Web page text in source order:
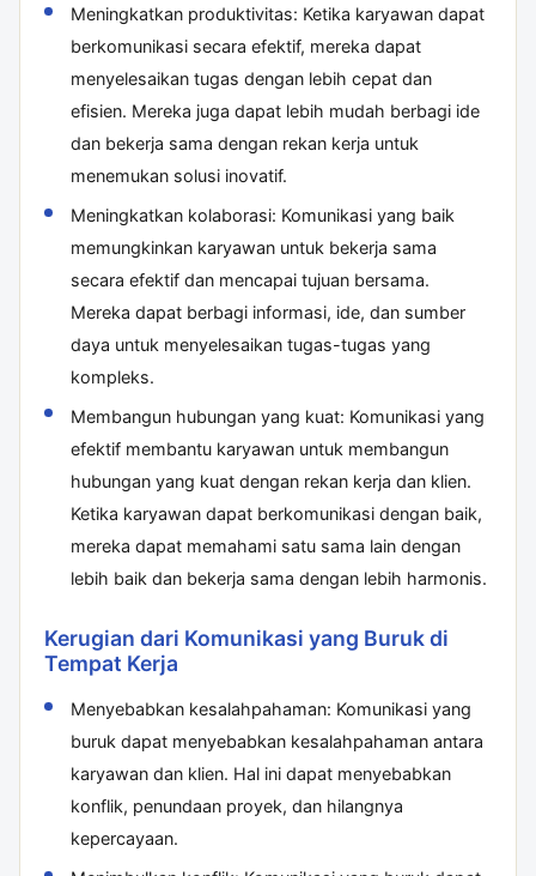
Meningkatkan produktivitas: Ketika karyawan dapat
berkomunikasi secara efektif, mereka dapat
menyelesaikan tugas dengan lebih cepat dan
efisien. Mereka juga dapat lebih mudah berbagi ide
dan bekerja sama dengan rekan kerja untuk
menemukan solusi inovatif.
Meningkatkan kolaborasi: Komunikasi yang baik
memungkinkan karyawan untuk bekerja sama
secara efektif dan mencapai tujuan bersama.
Mereka dapat berbagi informasi, ide, dan sumber
daya untuk menyelesaikan tugas-tugas yang
kompleks.
Membangun hubungan yang kuat: Komunikasi yang
efektif membantu karyawan untuk membangun
hubungan yang kuat dengan rekan kerja dan klien.
Ketika karyawan dapat berkomunikasi dengan baik,
mereka dapat memahami satu sama lain dengan
lebih baik dan bekerja sama dengan lebih harmonis.
Kerugian dari Komunikasi yang Buruk di
Tempat Kerja
Menyebabkan kesalahpahaman: Komunikasi yang
buruk dapat menyebabkan kesalahpahaman antara
karyawan dan klien. Hal ini dapat menyebabkan
konflik, penundaan proyek, dan hilangnya
kepercayaan.